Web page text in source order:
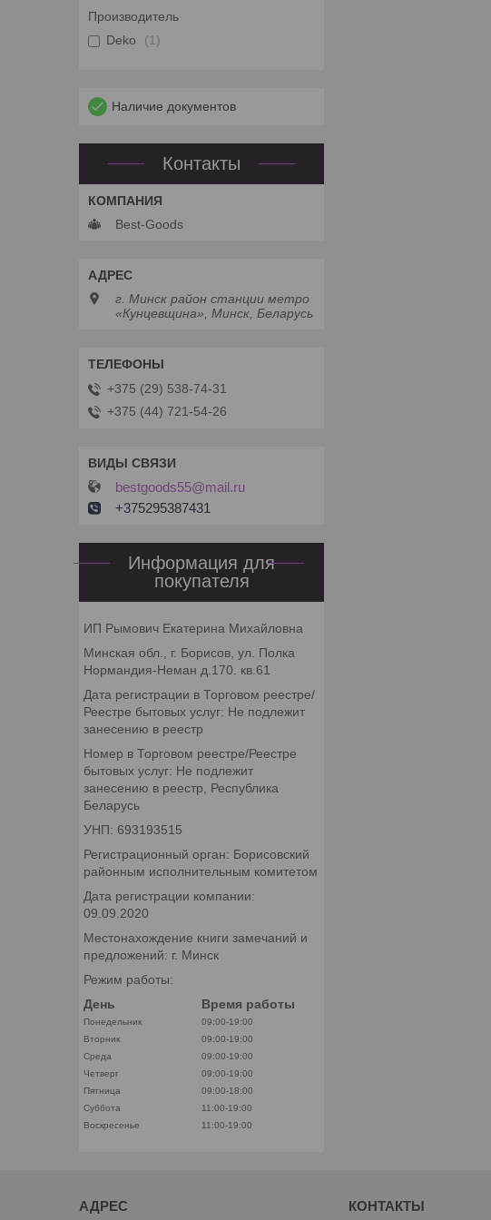
Производитель
Deko
1
Наличие документов
Контакты
Best-Goods
г. Минск район станции метро
«Кунцевщина», Минск, Беларусь
+375 (29) 538-74-31
+375 (44) 721-54-26
bestgoods55@mail.ru
+375295387431
Информация для
покупателя
ИП Рымович Екатерина Михайловна
Минская обл., г. Борисов, ул. Полка
Нормандия-Неман д.170. кв.61
Дата регистрации в Торговом реестре/
Реестре бытовых услуг: Не подлежит
занесению в реестр
Номер в Торговом реестре/Реестре
бытовых услуг: Не подлежит
занесению в реестр, Республика
Беларусь
УНП: 693193515
Регистрационный орган: Борисовский
районным исполнительным комитетом
Дата регистрации компании:
09.09.2020
Местонахождение книги замечаний и
предложений: г. Минск
Режим работы:
День
Время работы
Понедельник
09:00-19:00
Вторник
09:00-19:00
Среда
09:00-19:00
Четверг
09:00-19:00
Пятница
09:00-18:00
Суббота
11:00-19:00
Воскресенье
11:00-19:00